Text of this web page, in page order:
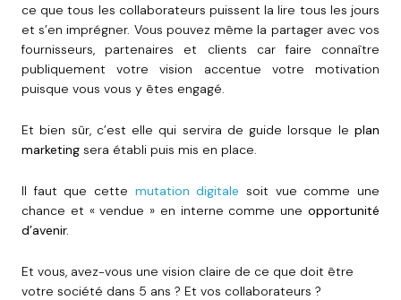
ce que tous les collaborateurs puissent la lire tous les jours
et s’en imprégner. Vous pouvez même la partager avec vos
fournisseurs, partenaires et clients car faire connaître
publiquement votre vision accentue votre motivation
puisque vous vous y êtes engagé.
Et bien sûr, c’est elle qui servira de guide lorsque le plan
marketing sera établi puis mis en place.
Il faut que cette mutation digitale soit vue comme une
chance et « vendue » en interne comme une opportunité
d’avenir.
Et vous, avez-vous une vision claire de ce que doit être
votre société dans 5 ans ? Et vos collaborateurs ?